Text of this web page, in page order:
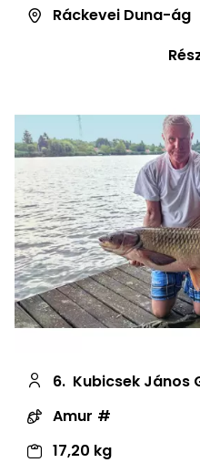
Ráckevei Duna-ág
6. Kubicsek János
Amur
17,20 kg